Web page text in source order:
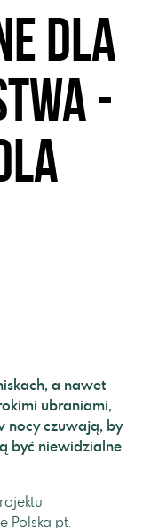
dla
-
a nawet
ubraniami,
nocy czuwają, by
być niewidzialne
Polska pt.